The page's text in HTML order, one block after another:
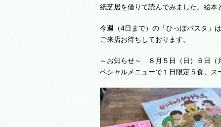
紙芝居を借りて読んでみました。絵本
今週（4日まで）の「ひっぽパスタ」
ご来店お待ちしております。
～お知らせ～ ８月５日（日）６日（
ペシャルメニューで１日限定５食、ス